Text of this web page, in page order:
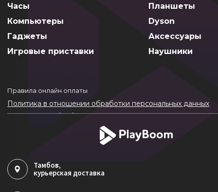
Часы
Планшеты
Компьютеры
Dyson
Гаджеты
Аксессуары
Игровые приставки
Наушники
Правила онлайн оплаты
Политика в отношении обработки персональных данных
Согласие на обработку ПДн
Политика обработки файлов cookie
Тамбов,
курьерская доставка